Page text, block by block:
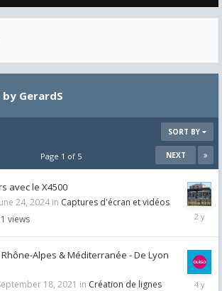
GerardS
SORT BY
NEXT
Page 1 of 5
avec le X4500
24, 2024 in Captures d'écran et vidéos
views
June
2024
Rhône-Alpes & Méditerranée - De Lyon
18, 2021 in Création de lignes